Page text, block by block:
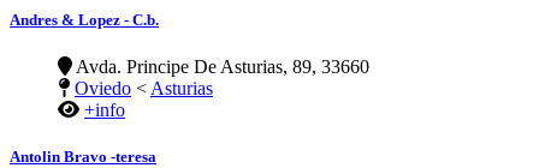
Andres & Lopez - C.b.
Avda. Principe De Asturias, 89, 33660
Oviedo < Asturias
+info
Antolin Bravo -teresa